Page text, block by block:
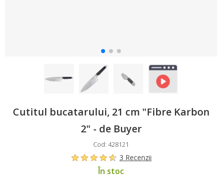
Cutitul bucatarului, 21 cm "Fibre Karbon
2" - de Buyer
Cod: 428121
3 Recenzii
În stoc